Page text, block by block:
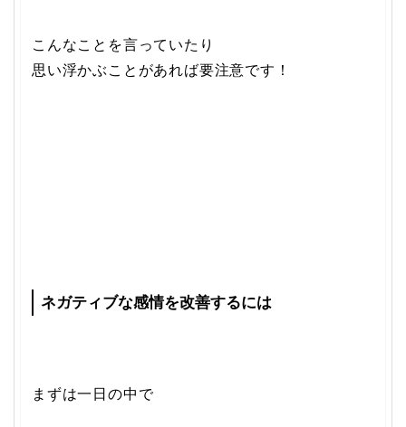
こんなことを言っていたり
思い浮かぶことがあれば要注意です！
ネガティブな感情を改善するには
まずは一日の中で